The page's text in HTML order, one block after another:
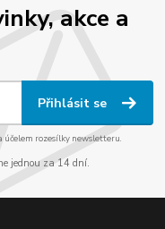
akce a
Přihlásit se
účelem rozesílky newsletteru.
jednou za 14 dní.